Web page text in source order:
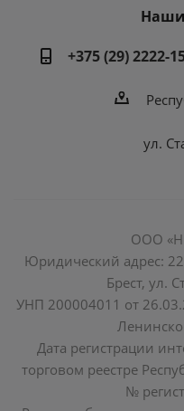
+375 (29) 2222-
ул.
ООО
Юридический адрес:
Брест, ул.
УНП 200004011 от
Дата регистрации
торговом реестре
№